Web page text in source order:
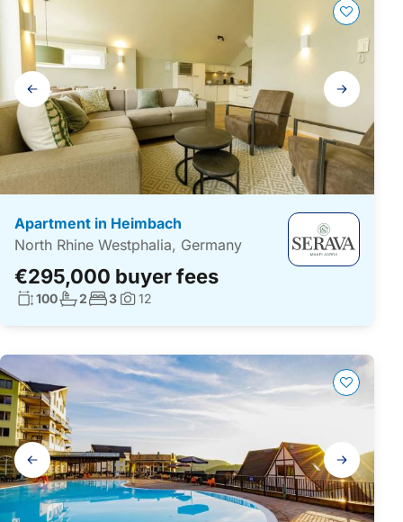
Gallery
navigation
Apartment in Heimbach
North Rhine Westphalia, Germany
€295,000 buyer fees
Living surface:
100No. bathrooms:
2No. bedrooms:
3Photos:
12
Gallery
navigation